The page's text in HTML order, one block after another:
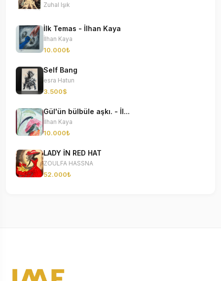
Zuhal Işık
İlk Temas - İlhan Kaya
İlhan Kaya
10.000₺
Self Bang
esra Hatun
3.500$
Gül'ün bülbüle aşkı. - İl...
İlhan Kaya
10.000₺
LADY İN RED HAT
ZOULFA HASSNA
52.000₺